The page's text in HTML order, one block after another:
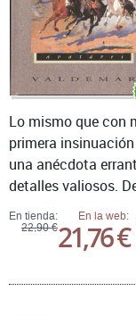
En tienda:
22,90 €
En la web:
21,76 €
Lo mismo que con
primera
una anécdota
detalles valiosos.